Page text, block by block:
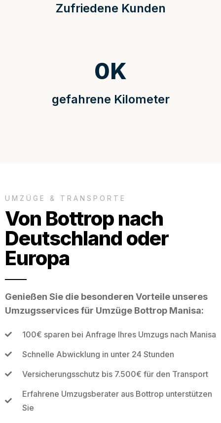
Zufriedene Kunden
gefahrene Kilometer
0K
UMZÜGE & TRANSPORTE
Von Bottrop nach
Deutschland oder
Europa
Genießen Sie die besonderen Vorteile unseres
Umzugsservices für Umzüge Bottrop Manisa:
100€ sparen bei Anfrage Ihres Umzugs nach Manisa
Schnelle Abwicklung in unter 24 Stunden
Versicherungsschutz bis 7.500€ für den Transport
Erfahrene Umzugsberater aus Bottrop unterstützen
Sie